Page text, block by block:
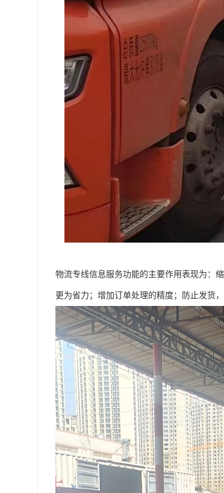
物流专线信息服务功能的主要作用表现为：
更为省力；增加订单处理的精度；防止发货